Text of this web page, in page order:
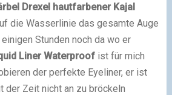
Drexel hautfarbener Kajal
die Wasserlinie das gesamte Auge
Stunden noch da wo er
Liner Waterproofist für mich
der perfekte Eyeliner, er ist
der Zeit nicht an zu bröckeln